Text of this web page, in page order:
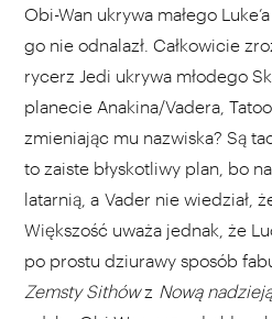
Obi-Wan ukrywa małego
go nie odnalazł. Całkowicie
rycerz Jedi ukrywa młodego
planecie Anakina/Vadera,
zmieniając mu nazwiska? Są
to zaiste błyskotliwy plan, bo
latarnią, a Vader nie wiedział,
Większość uważa jednak, że
po prostu dziurawy sposób
Zemsty Sithówz Nową nadzieją